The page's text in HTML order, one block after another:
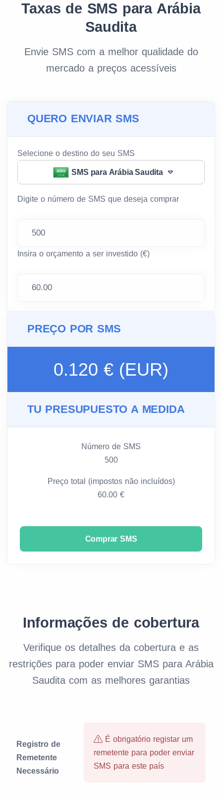
Taxas de SMS para Arábia
Saudita
Envie SMS com a melhor qualidade do
mercado a preços acessíveis
QUERO ENVIAR SMS
Selecione o destino do seu SMS
SMS para Arábia Saudita
Digite o número de SMS que deseja comprar
Insira o orçamento a ser investido (€)
PREÇO POR SMS
0.120 € (EUR)
TU PRESUPUESTO A MEDIDA
Número de SMS
500
Preço total (impostos não incluídos)
60.00 €
Comprar SMS
Informações de cobertura
Verifique os detalhes da cobertura e as
restrições para poder enviar SMS para Arábia
Saudita com as melhores garantias
Registro de
Remetente
Necessário
É obrigatório registar um
remetente para poder enviar
SMS para este país